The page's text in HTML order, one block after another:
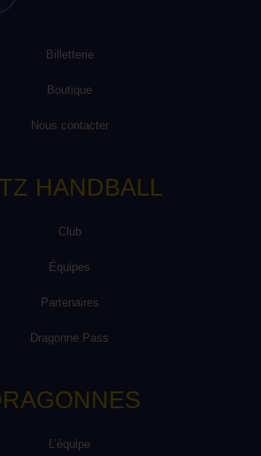
Billetterie
Boutique
Nous contacter
HANDBALL
Club
Équipes
Partenaires
Dragonne Pass
L’équipe